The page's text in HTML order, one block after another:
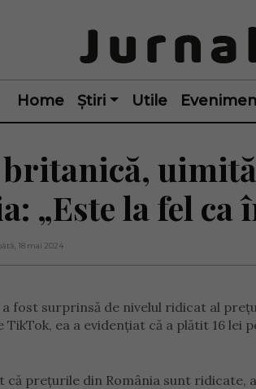
Home Știri Utile
„Este la fel
18 mai 2024
fost surprinsă de nivelul ridicat al
ea a evidențiat că a plătit 16
că prețurile din România sunt ridicate,